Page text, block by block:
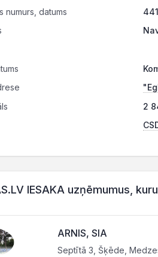
numurs, datums
2
IESAKA uzņēmumus,
ARNIS, SIA
Septītā 3, Šķēde,